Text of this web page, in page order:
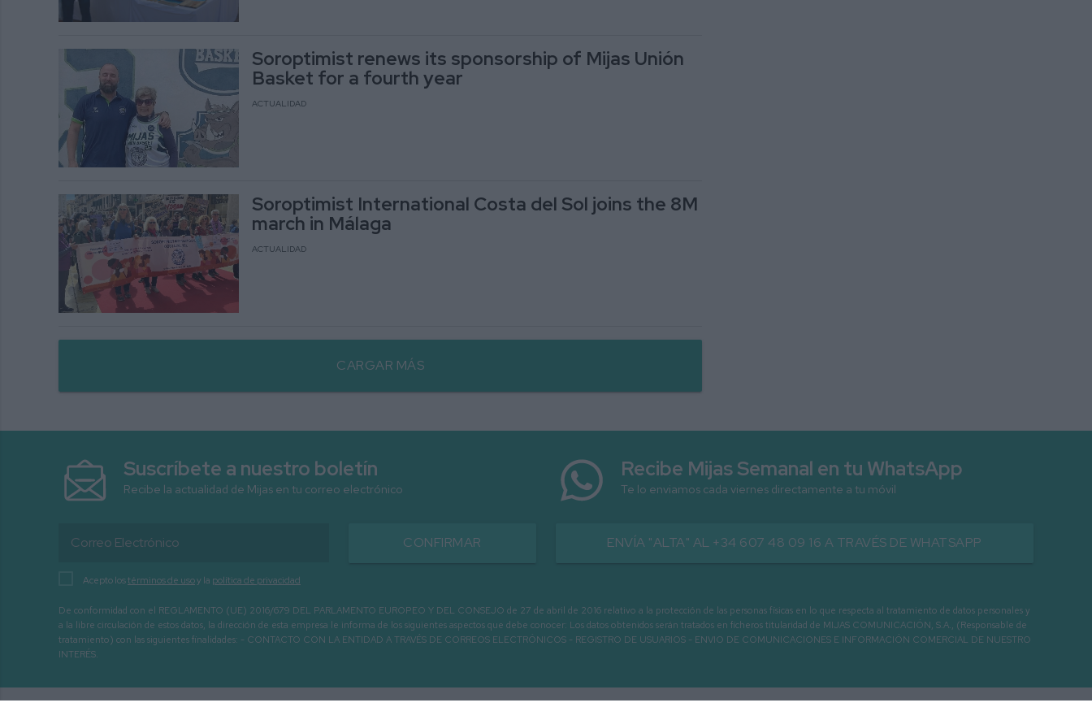
Soroptimist renews its sponsorship of Mijas Unión
Basket for a fourth year
ACTUALIDAD
Soroptimist International Costa del Sol joins the 8M
march in Málaga
ACTUALIDAD
CARGAR MÁS
Suscríbete a nuestro boletín
Recibe la actualidad de Mijas en tu correo electrónico
CONFIRMAR
Acepto lostérminos de usoy la política de privacidad
Recibe Mijas Semanal en tu WhatsApp
Te lo enviamos cada viernes directamente a tu móvil
ENVÍA "ALTA" AL +34 607 48 09 16 A TRAVÉS DE WHATSAPP
De conformidad con el REGLAMENTO (UE) 2016/679 DEL PARLAMENTO EUROPEO Y DEL CONSEJO de 27 de abril de 2016 relativo a la protección de las personas físicas en lo que respecta al tratamiento de datos personales y
a la libre circulación de estos datos, la dirección de esta empresa le informa de los siguientes aspectos que debe conocer: Los datos obtenidos serán tratados en ficheros titularidad de MIJAS COMUNICACIÓN, S.A., (Responsable de
tratamiento) con las siguientes finalidades: - CONTACTO CON LA ENTIDAD A TRAVÉS DE CORREOS ELECTRÓNICOS - REGISTRO DE USUARIOS - ENVIO DE COMUNICACIONES E INFORMACIÓN COMERCIAL DE NUESTRO
INTERÉS.